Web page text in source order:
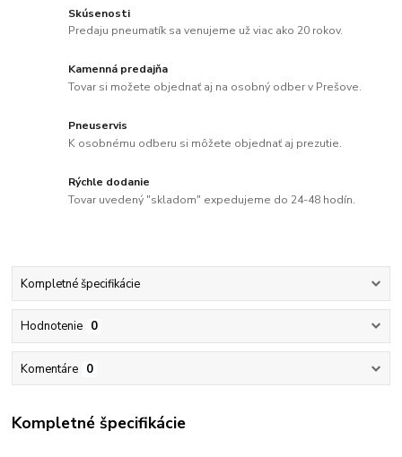
Skúsenosti
Predaju pneumatík sa venujeme už viac ako 20 rokov.
Kamenná predajňa
Tovar si možete objednať aj na osobný odber v Prešove.
Pneuservis
K osobnému odberu si môžete objednať aj prezutie.
Rýchle dodanie
Tovar uvedený "skladom" expedujeme do 24-48 hodín.
Kompletné špecifikácie
Hodnotenie 0
Komentáre 0
Kompletné špecifikácie